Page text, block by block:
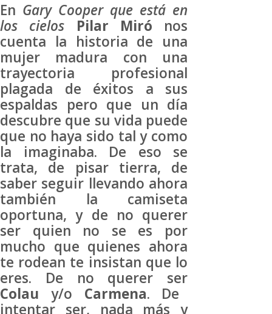
En Gary Cooper que está en
los cielos
Pilar Miró nos
cuenta la historia de una
mujer madura con una
trayectoria profesional
plagada de éxitos a sus
espaldas pero que un día
descubre que su vida puede
que no haya sido tal y como
la imaginaba. De eso se
trata, de pisar tierra, de
saber seguir llevando ahora
también la camiseta
oportuna, y de no querer
ser quien no se es por
mucho que quienes ahora
te rodean te insistan que lo
eres. De no querer ser
Colau y/o Carmena. De
intentar ser, nada más y